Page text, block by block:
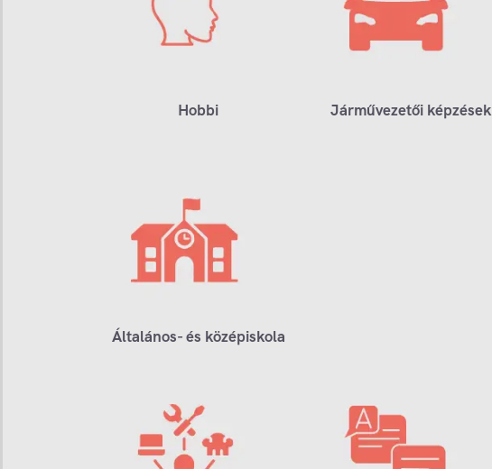
Hobbi Járművezetői képzések
Általános- és középiskola